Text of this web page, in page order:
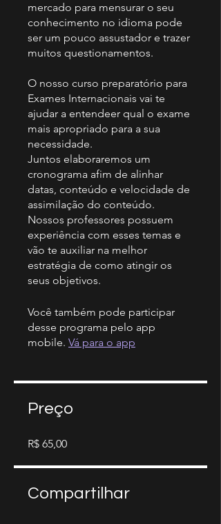
mercado para mensurar o seu
conhecimento no idioma pode
ser um pouco assustador e trazer
muitos questionamentos.
O nosso curso preparatório para
Exames Internacionais vai te
ajudar a entendeer qual o exame
mais apropriado para a sua
necessidade.
Juntos elaboraremos um
cronograma afim de alinhar
datas, conteúdo e velocidade de
assimilação do conteúdo.
Nossos professores possuem
experiência com esses temas e
vão te auxiliar na melhor
estratégia de como atingir os
seus objetivos.
Você também pode participar
desse programa pelo app
mobile. Vá para o app
Preço
R$ 65,00
Compartilhar